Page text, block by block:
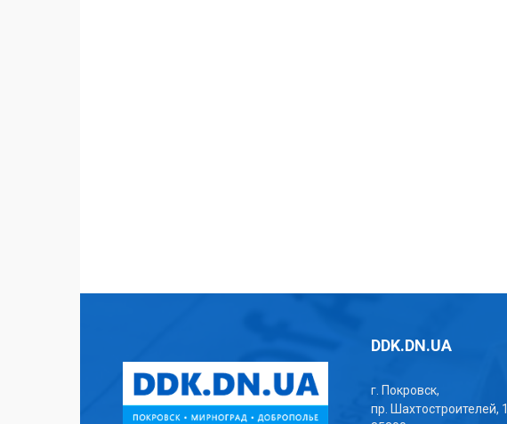
DDK.DN.UA
г. Покровск,
пр. Шахтостроителей, 1